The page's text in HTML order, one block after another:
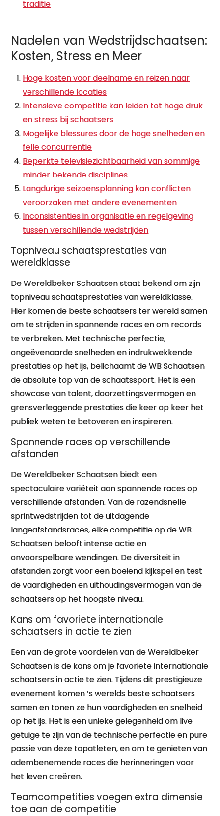
traditie
Nadelen van Wedstrijdschaatsen:
Kosten, Stress en Meer
Hoge kosten voor deelname en reizen naar
verschillende locaties
Intensieve competitie kan leiden tot hoge druk
en stress bij schaatsers
Mogelijke blessures door de hoge snelheden en
felle concurrentie
Beperkte televisiezichtbaarheid van sommige
minder bekende disciplines
Langdurige seizoensplanning kan conflicten
veroorzaken met andere evenementen
Inconsistenties in organisatie en regelgeving
tussen verschillende wedstrijden
Topniveau schaatsprestaties van
wereldklasse
De Wereldbeker Schaatsen staat bekend om zijn
topniveau schaatsprestaties van wereldklasse.
Hier komen de beste schaatsers ter wereld samen
om te strijden in spannende races en om records
te verbreken. Met technische perfectie,
ongeëvenaarde snelheden en indrukwekkende
prestaties op het ijs, belichaamt de WB Schaatsen
de absolute top van de schaatssport. Het is een
showcase van talent, doorzettingsvermogen en
grensverleggende prestaties die keer op keer het
publiek weten te betoveren en inspireren.
Spannende races op verschillende
afstanden
De Wereldbeker Schaatsen biedt een
spectaculaire variëteit aan spannende races op
verschillende afstanden. Van de razendsnelle
sprintwedstrijden tot de uitdagende
langeafstandsraces, elke competitie op de WB
Schaatsen belooft intense actie en
onvoorspelbare wendingen. De diversiteit in
afstanden zorgt voor een boeiend kijkspel en test
de vaardigheden en uithoudingsvermogen van de
schaatsers op het hoogste niveau.
Kans om favoriete internationale
schaatsers in actie te zien
Een van de grote voordelen van de Wereldbeker
Schaatsen is de kans om je favoriete internationale
schaatsers in actie te zien. Tijdens dit prestigieuze
evenement komen ’s werelds beste schaatsers
samen en tonen ze hun vaardigheden en snelheid
op het ijs. Het is een unieke gelegenheid om live
getuige te zijn van de technische perfectie en pure
passie van deze topatleten, en om te genieten van
adembenemende races die herinneringen voor
het leven creëren.
Teamcompetities voegen extra dimensie
toe aan de competitie